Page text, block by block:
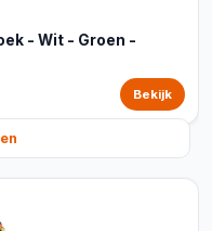
- Wit - Groen -
Bekijk